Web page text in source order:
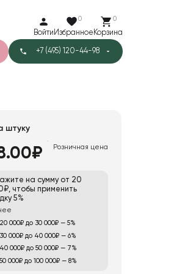
Войти
0
Избранное
0
Корзина
+7 (495) 120-44-98
штуку
Розничная цена
на сумму от 20
чтобы применить
5%
000₽ до 30 000₽ — 5%
000₽ до 40 000₽ — 6%
000₽ до 50 000₽ — 7%
000₽ до 100 000₽ — 8%